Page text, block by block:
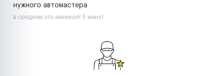
нужного автомастера
в среднем это занимает 5 минут